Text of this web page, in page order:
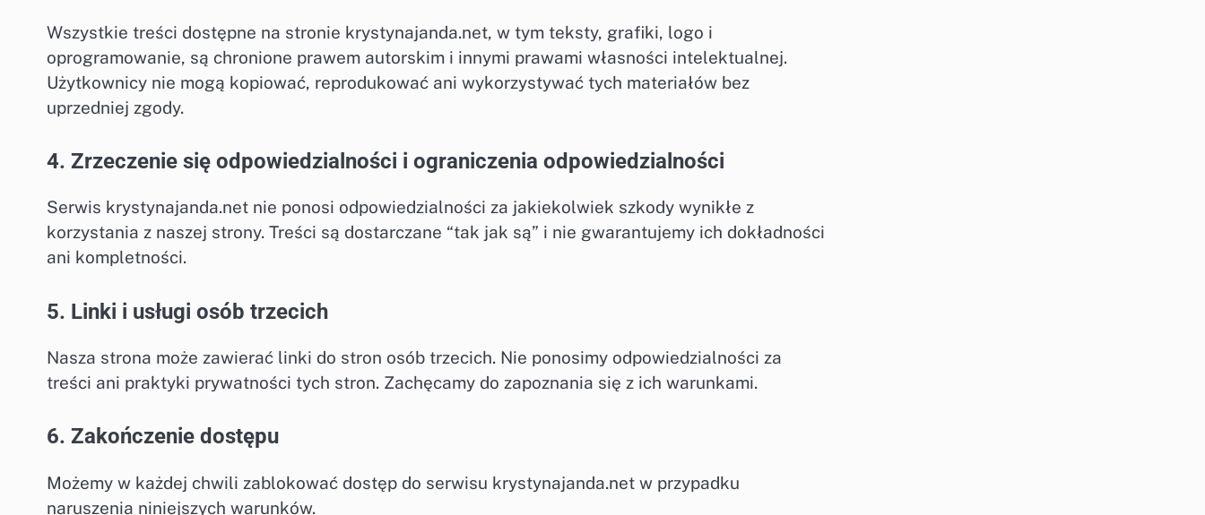
Wszystkie treści dostępne na stronie krystynajanda.net, w tym teksty, grafiki, logo i
oprogramowanie, są chronione prawem autorskim i innymi prawami własności intelektualnej.
Użytkownicy nie mogą kopiować, reprodukować ani wykorzystywać tych materiałów bez
uprzedniej zgody.
4. Zrzeczenie się odpowiedzialności i ograniczenia odpowiedzialności
Serwis krystynajanda.net nie ponosi odpowiedzialności za jakiekolwiek szkody wynikłe z
korzystania z naszej strony. Treści są dostarczane “tak jak są” i nie gwarantujemy ich dokładności
ani kompletności.
5. Linki i usługi osób trzecich
Nasza strona może zawierać linki do stron osób trzecich. Nie ponosimy odpowiedzialności za
treści ani praktyki prywatności tych stron. Zachęcamy do zapoznania się z ich warunkami.
6. Zakończenie dostępu
Możemy w każdej chwili zablokować dostęp do serwisu krystynajanda.net w przypadku
naruszenia niniejszych warunków.